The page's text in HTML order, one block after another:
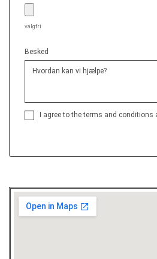
valgfri
Besked
I agree to the terms and conditions